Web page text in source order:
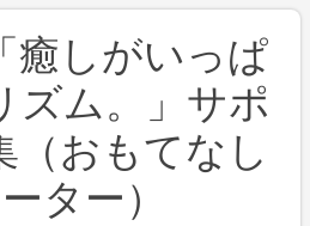
癒しがいっぱ
ズム。」サポ
（おもてなし
ター）